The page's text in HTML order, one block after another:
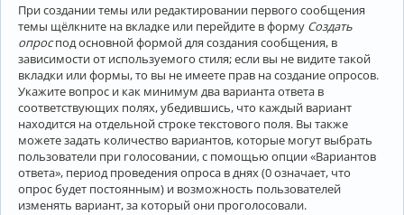
При создании темы или редактировании первого сообщения
темы щёлкните на вкладке или перейдите в форму Создать
опроспод основной формой для создания сообщения, в
зависимости от используемого стиля; если вы не видите такой
вкладки или формы, то вы не имеете прав на создание опросов.
Укажите вопрос и как минимум два варианта ответа в
соответствующих полях, убедившись, что каждый вариант
находится на отдельной строке текстового поля. Вы также
можете задать количество вариантов, которые могут выбрать
пользователи при голосовании, с помощью опции «Вариантов
ответа», период проведения опроса в днях (0 означает, что
опрос будет постоянным) и возможность пользователей
изменять вариант, за который они проголосовали.